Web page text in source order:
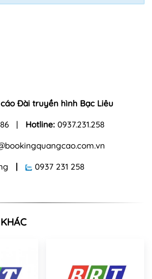
Đài truyền hình Bạc Liêu
| Hotline: 0937.231.258
| 0937 231 258